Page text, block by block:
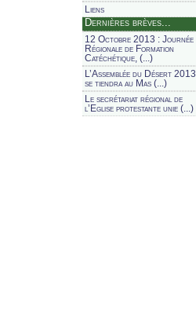
Liens
Dernières brèves...
12 Octobre 2013 : Journée
Régionale de Formation
Catéchétique, (...)
L’Assemblée du Désert 2013
se tiendra au Mas (...)
Le secrétariat régional de
l’Eglise protestante unie (...)